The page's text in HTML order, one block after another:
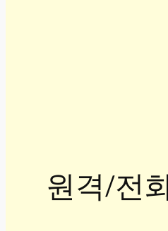
원격/전